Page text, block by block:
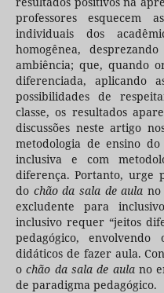
professores esquecem
individuais dos
homogênea,
ambiência; que, quando
diferenciada, aplicando
possibilidades de
classe, os resultados
discussões neste artigo
metodologia de ensino
inclusiva e com
diferença. Portanto, urge
do chão da sala de aula no
excludente para
inclusivo requer “jeitos
pedagógico,
didáticos de fazer aula.
ochão da sala de aulano
de paradigma pedagógico.